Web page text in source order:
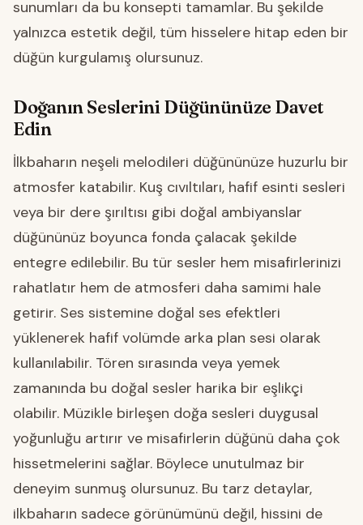
sunumları da bu konsepti tamamlar. Bu şekilde
yalnızca estetik değil, tüm hisselere hitap eden bir
düğün kurgulamış olursunuz.
Doğanın Seslerini Düğününüze Davet
Edin
İlkbaharın neşeli melodileri düğününüze huzurlu bir
atmosfer katabilir. Kuş cıvıltıları, hafif esinti sesleri
veya bir dere şırıltısı gibi doğal ambiyanslar
düğününüz boyunca fonda çalacak şekilde
entegre edilebilir. Bu tür sesler hem misafirlerinizi
rahatlatır hem de atmosferi daha samimi hale
getirir. Ses sistemine doğal ses efektleri
yüklenerek hafif volümde arka plan sesi olarak
kullanılabilir. Tören sırasında veya yemek
zamanında bu doğal sesler harika bir eşlikçi
olabilir. Müzikle birleşen doğa sesleri duygusal
yoğunluğu artırır ve misafirlerin düğünü daha çok
hissetmelerini sağlar. Böylece unutulmaz bir
deneyim sunmuş olursunuz. Bu tarz detaylar,
ilkbaharın sadece görünümünü değil, hissini de